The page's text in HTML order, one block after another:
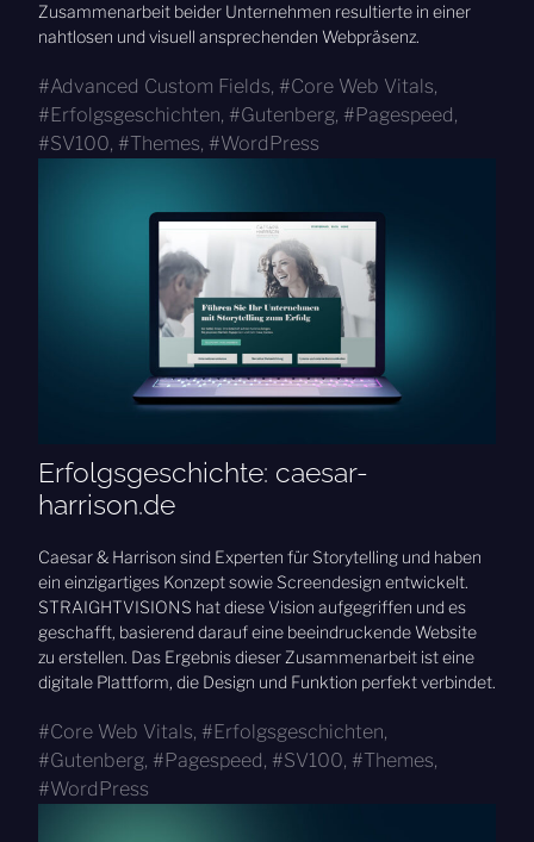
Zusammenarbeit beider Unternehmen resultierte in einer
nahtlosen und visuell ansprechenden Webpräsenz.
Advanced Custom Fields, Core Web Vitals,
Erfolgsgeschichten, Gutenberg, Pagespeed,
SV100, Themes, WordPress
Erfolgsgeschichte: caesar-
harrison.de
Caesar & Harrison sind Experten für Storytelling und haben
ein einzigartiges Konzept sowie Screendesign entwickelt.
STRAIGHTVISIONS hat diese Vision aufgegriffen und es
geschafft, basierend darauf eine beeindruckende Website
zu erstellen. Das Ergebnis dieser Zusammenarbeit ist eine
digitale Plattform, die Design und Funktion perfekt verbindet.
Core Web Vitals, Erfolgsgeschichten,
Gutenberg, Pagespeed, SV100, Themes,
WordPress